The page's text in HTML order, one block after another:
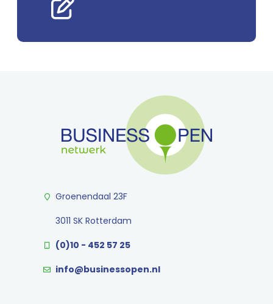
Groenendaal 23F
3011 SK Rotterdam
(0)10 - 452 57 25
info@businessopen.nl